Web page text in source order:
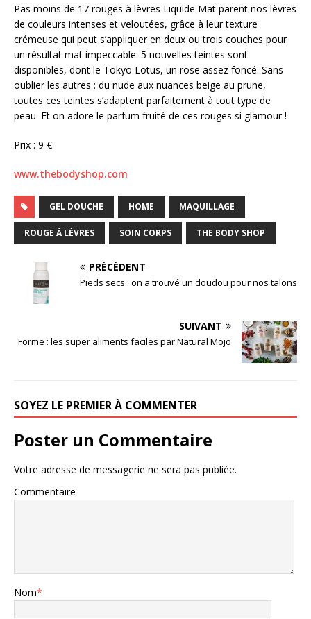
Pas moins de 17 rouges à lèvres Liquide Mat parent nos lèvres
de couleurs intenses et veloutées, grâce à leur texture
crémeuse qui peut s’appliquer en deux ou trois couches pour
un résultat mat impeccable. 5 nouvelles teintes sont
disponibles, dont le Tokyo Lotus, un rose assez foncé. Sans
oublier les autres : du nude aux nuances beige au prune,
toutes ces teintes s’adaptent parfaitement à tout type de
peau. Et on adore le parfum fruité de ces rouges si glamour !
Prix : 9 €.
www.thebodyshop.com
GEL DOUCHE HOME MAQUILLAGE
ROUGE À LÈVRES SOIN CORPS THE BODY SHOP
PRÉCÉDENT
Pieds secs : on a trouvé un doudou pour nos talons
SUIVANT
Forme : les super aliments faciles par Natural Mojo
SOYEZ LE PREMIER À COMMENTER
Poster un Commentaire
Votre adresse de messagerie ne sera pas publiée.
Commentaire
Nom*